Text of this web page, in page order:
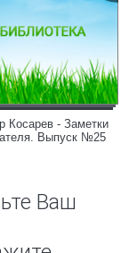
Косарев - Заметки
Выпуск №25
Ваш